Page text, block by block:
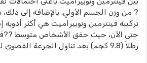
? من وزن الجسم الأولي. بالإضافة إلى ذلك،
تركيبة فينترمين وتوبيراميت هي أكثر أدوية
رطلاً (9.8 كجم) بعد تناول الجرعة القصوى لمدة عام واحد.